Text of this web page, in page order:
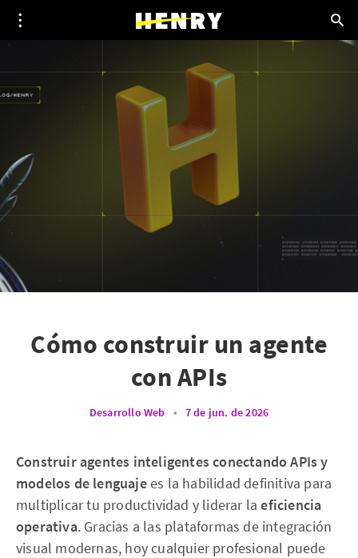
Cómo construir un agente
con APIs
Desarrollo Web • 7 de jun. de 2026
Construir agentes inteligentes conectando APIs y
modelos de lenguajees la habilidad definitiva para
multiplicar tu productividad y liderar la eficiencia
operativa. Gracias a las plataformas de integración
visual modernas, hoy cualquier profesional puede